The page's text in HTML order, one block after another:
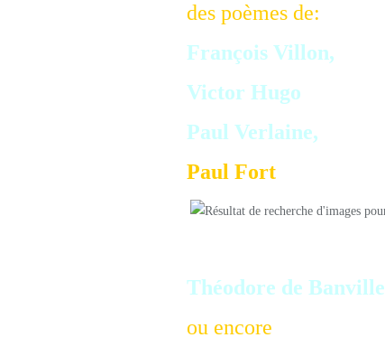
des poèmes de:
François Villon,
Victor Hugo
Paul Verlaine,
Paul Fort
Théodore de Banville
ou encore